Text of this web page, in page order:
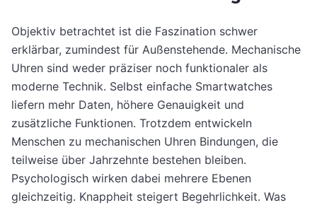
Objektiv betrachtet ist die Faszination schwer
erklärbar, zumindest für Außenstehende. Mechanische
Uhren sind weder präziser noch funktionaler als
moderne Technik. Selbst einfache Smartwatches
liefern mehr Daten, höhere Genauigkeit und
zusätzliche Funktionen. Trotzdem entwickeln
Menschen zu mechanischen Uhren Bindungen, die
teilweise über Jahrzehnte bestehen bleiben.
Psychologisch wirken dabei mehrere Ebenen
gleichzeitig. Knappheit steigert Begehrlichkeit. Was